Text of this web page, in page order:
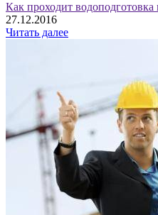
Как проходит
27.12.2016
Читать далее